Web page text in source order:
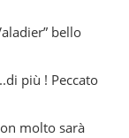
bello
più ! Peccato
molto sarà